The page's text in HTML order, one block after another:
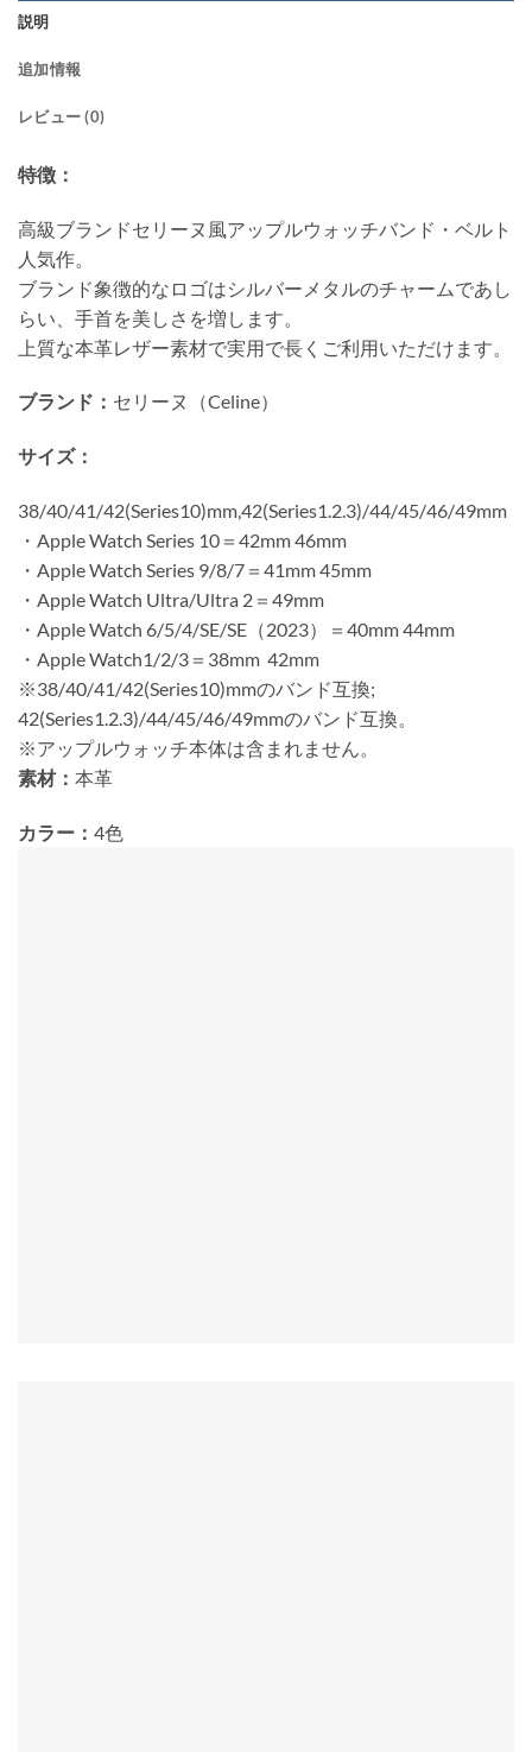
説明
追加情報
レビュー (0)
特徴：
高級ブランドセリーヌ風アップルウォッチバンド・ベルト
人気作。
ブランド象徴的なロゴはシルバーメタルのチャームであし
らい、手首を美しさを増します。
上質な本革レザー素材で実用で長くご利用いただけます。
ブランド： セリーヌ（Celine）
サイズ：
38/40/41/42(Series10)mm,42(Series1.2.3)/44/45/46/49mm
・Apple Watch Series 10＝42mm 46mm
・Apple Watch Series 9/8/7＝41mm 45mm
・Apple Watch Ultra/Ultra 2＝49mm
・Apple Watch 6/5/4/SE/SE（2023）＝40mm 44mm
・Apple Watch1/2/3＝38mm 42mm
※38/40/41/42(Series10)mmのバンド互換;
42(Series1.2.3)/44/45/46/49mmのバンド互換。
※アップルウォッチ本体は含まれません。
素材： 本革
カラー： 4色